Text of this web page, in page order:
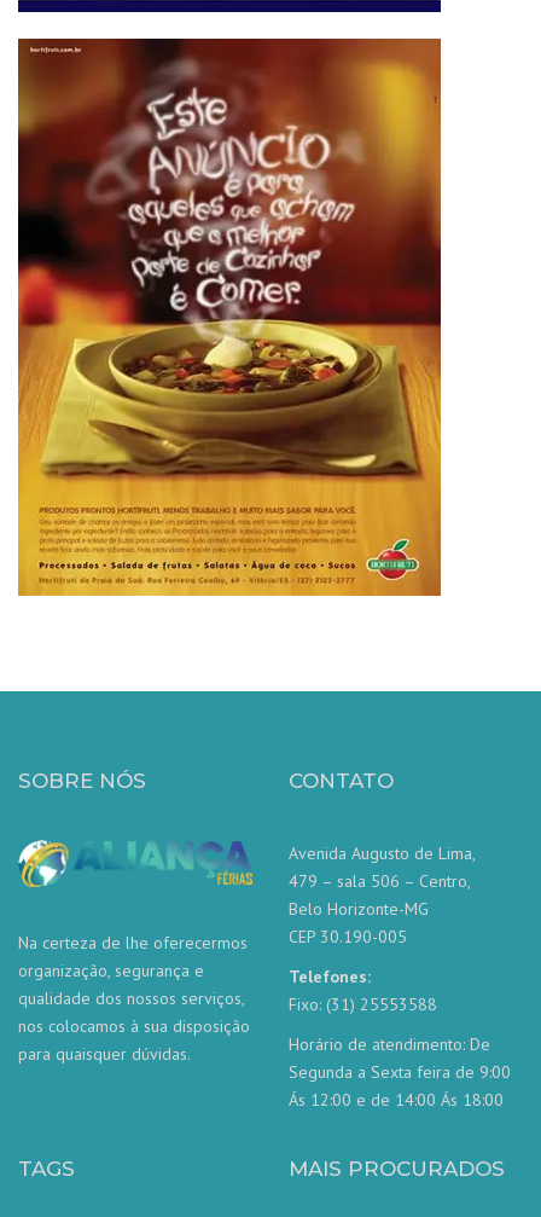
SOBRE NÓS
Na certeza de lhe oferecermos
organização, segurança e
qualidade dos nossos serviços,
nos colocamos à sua disposição
para quaisquer dúvidas.
CONTATO
Avenida Augusto de Lima,
479 – sala 506 – Centro,
Belo Horizonte-MG
CEP 30.190-005
Telefones:
Fixo: (31) 25553588
Horário de atendimento: De
Segunda a Sexta feira de 9:00
Ás 12:00 e de 14:00 Ás 18:00
TAGS MAIS PROCURADOS